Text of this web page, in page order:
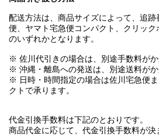
配送方法は、商品サイズによって、追跡
便、ヤマト宅急便コンパクト、クリック
のいずれかとなります。
※ 佐川代引きの場合は、別途手数料がか
※ 沖縄・離島への発送は、別途送料がか
※ 日時・時間指定の場合は佐川宅急便
クトで承ります。
代金引換手数料は下記のとおりです。
商品代金に応じて、代金引換手数料が決